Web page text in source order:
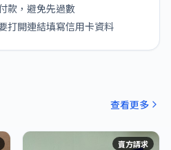
款，避免先過數
打開連結填寫信用卡資料
查看更多
賣方請求